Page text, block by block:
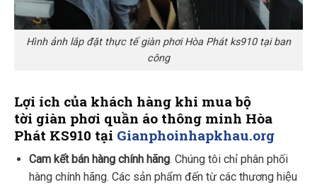
Hình ảnh lắp đặt thực tế giàn phơi Hòa Phát ks910 tại ban
công
Lợi ích của khách hàng khi mua bộ
tời giàn phơi quần áo thông minh Hòa
Phát KS910 tại Gianphoinhapkhau.org
Cam kết bán hàng chính hãng. Chúng tôi chỉ phân phối
hàng chính hãng. Các sản phẩm đến từ các thương hiệu